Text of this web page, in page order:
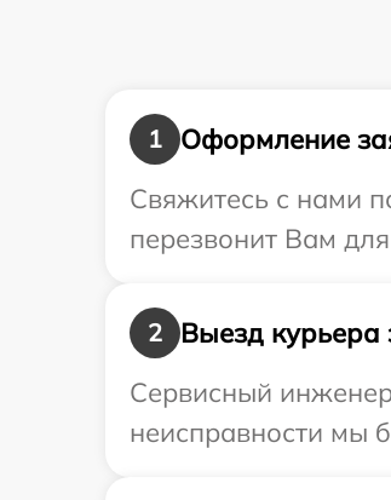
1
Оформление
Свяжитесь с нами
перезвонит Вам
2
Выезд курьера
Сервисный
неисправности мы